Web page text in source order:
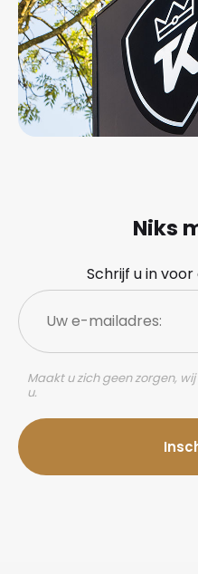
Niks
Schrijf u in
Uw
e-
mailadres:
Maakt u zich geen zorgen,
u.